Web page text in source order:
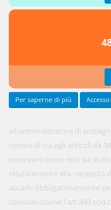
all'amministratore di
norme di cui agli articoli da
osservare come non sia
relativamente alla necessità
accade obbligatoriamente
considerazione l'art.349
Per saperne di più